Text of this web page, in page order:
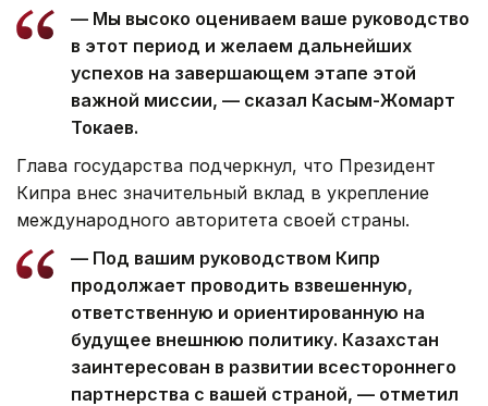
— Мы высоко оцениваем ваше руководство
в этот период и желаем дальнейших
успехов на завершающем этапе этой
важной миссии, — сказал Касым-Жомарт
Токаев.
Глава государства подчеркнул, что Президент
Кипра внес значительный вклад в укрепление
международного авторитета своей страны.
— Под вашим руководством Кипр
продолжает проводить взвешенную,
ответственную и ориентированную на
будущее внешнюю политику. Казахстан
заинтересован в развитии всестороннего
партнерства с вашей страной, — отметил